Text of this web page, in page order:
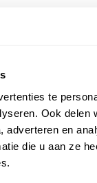
te
Ook
en
die u aan ze